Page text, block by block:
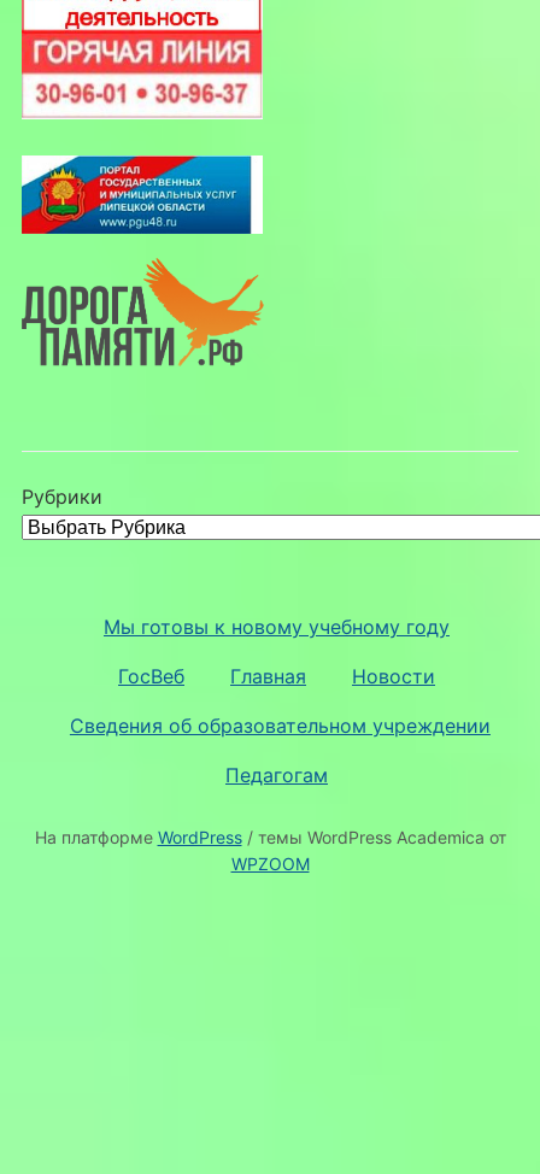
Рубрики
Мы готовы к новому учебному году
ГосВеб Главная Новости
Сведения об образовательном учреждении
Педагогам
На платформе WordPress/ темы WordPress Academica от
WPZOOM